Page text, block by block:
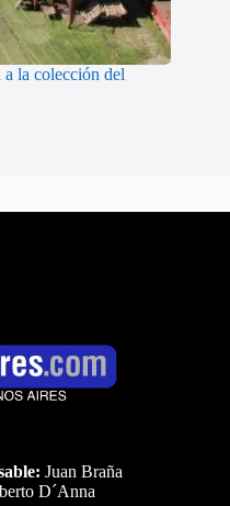
la colección del
Juan Braña
D´Anna